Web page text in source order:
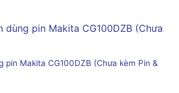
pin Makita CG100DZB (Chưa kèm Pin &